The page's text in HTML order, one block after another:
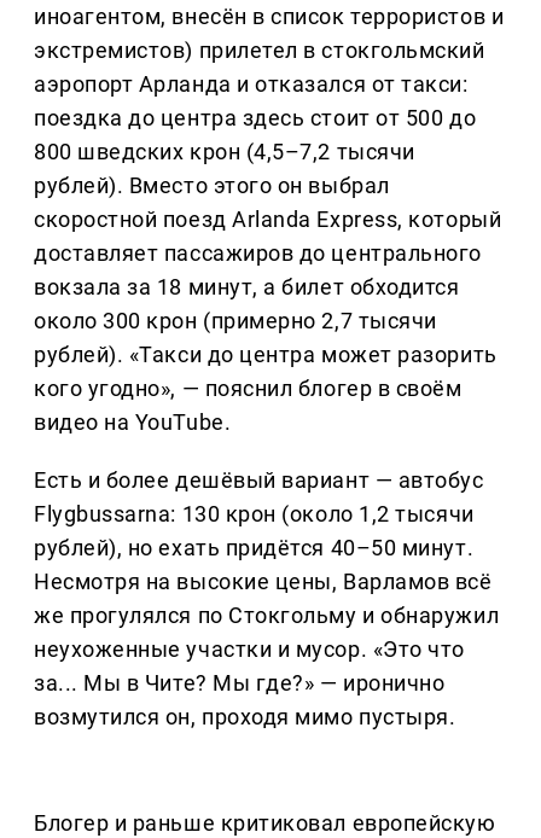
иноагентом, внесён в список террористов и
экстремистов) прилетел в стокгольмский
аэропорт Арланда и отказался от такси:
поездка до центра здесь стоит от 500 до
800 шведских крон (4,5–7,2 тысячи
рублей). Вместо этого он выбрал
скоростной поезд Arlanda Express, который
доставляет пассажиров до центрального
вокзала за 18 минут, а билет обходится
около 300 крон (примерно 2,7 тысячи
рублей). «Такси до центра может разорить
кого угодно», — пояснил блогер в своём
видео на YouTube.
Есть и более дешёвый вариант — автобус
Flygbussarna: 130 крон (около 1,2 тысячи
рублей), но ехать придётся 40–50 минут.
Несмотря на высокие цены, Варламов всё
же прогулялся по Стокгольму и обнаружил
неухоженные участки и мусор. «Это что
за... Мы в Чите? Мы где?» — иронично
возмутился он, проходя мимо пустыря.
Блогер и раньше критиковал европейскую